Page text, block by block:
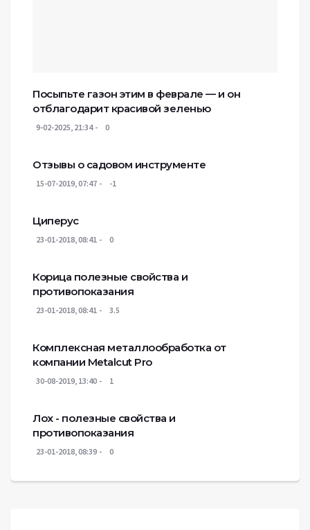
Посыпьте газон этим в феврале — и он
отблагодарит красивой зеленью
9-02-2025, 21:34 0
Отзывы о садовом инструменте
15-07-2019, 07:47 -1
Циперус
23-01-2018, 08:41 0
Корица полезные свойства и
противопоказания
23-01-2018, 08:41 3.5
Комплексная металлообработка от
компании Metalcut Pro
30-08-2019, 13:40 1
Лох - полезные свойства и
противопоказания
23-01-2018, 08:39 0